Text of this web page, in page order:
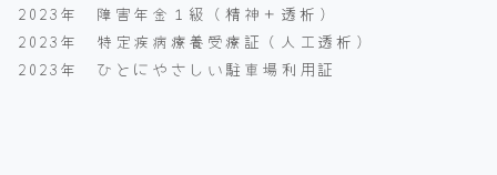
2023年 障害年金１級（精神＋透析）
2023年 特定疾病療養受療証（人工透析）
2023年 ひとにやさしい駐車場利用証